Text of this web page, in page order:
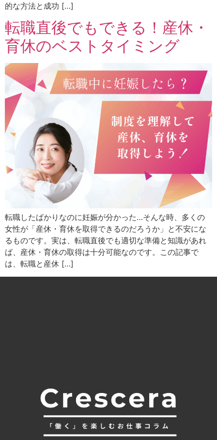
的な方法と成功 […]
転職直後でもできる！産休・
育休のベストタイミング
転職したばかりなのに妊娠が分かった…そんな時、多くの
女性が「産休・育休を取得できるのだろうか」と不安にな
るものです。実は、転職直後でも適切な準備と知識があれ
ば、産休・育休の取得は十分可能なのです。この記事で
は、転職と産休 […]